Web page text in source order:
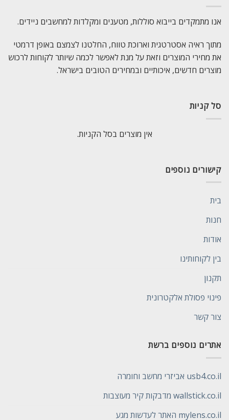
אנו מתמקדים בייבוא סוללות, מטענים ומקלדות למחשבים ניידים.
מתוך ראיה אסטרטגית וארוכת טווח, החלטנו לצמצם באופן דרמטי
את מחירי המוצרים וזאת על מנת לאפשר לכמה שיותר לקוחות לרכוש
מוצרים חדשים, איכותיים ובמחירים הטובים בישראל.
סל קניות
אין מוצרים בסל הקניות.
קישורים נוספים
בית
חנות
אודות
בין לקוחותינו
תקנון
פינוי פסולת אלקטרונית
צור קשר
אתרים נוספים ברשת
usb4.co.il אביזרי מחשב וחומרה
wallstick.co.il מדבקות קיר מעוצבות
mylens.co.il האתר לעדשות מגע